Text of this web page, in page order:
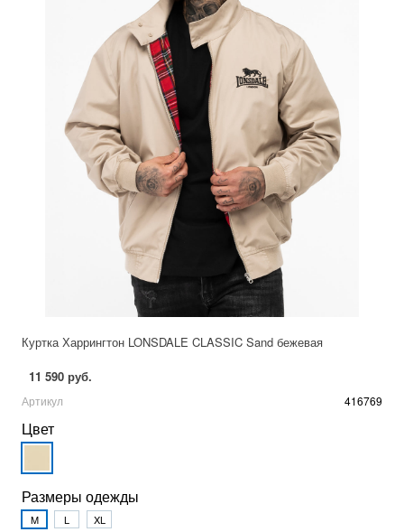
Куртка Харрингтон LONSDALE CLASSIC Sand бежевая
11 590 руб.
Артикул 416769
Цвет
Размеры одежды
M L XL